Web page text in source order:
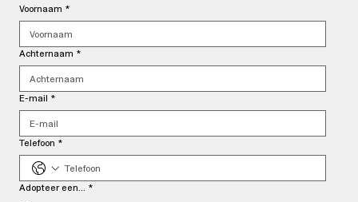
Voornaam *
Achternaam *
E-mail *
Telefoon *
Adopteer een... *